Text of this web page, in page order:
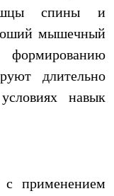
спины и
мышечный
длительно
навык
применением